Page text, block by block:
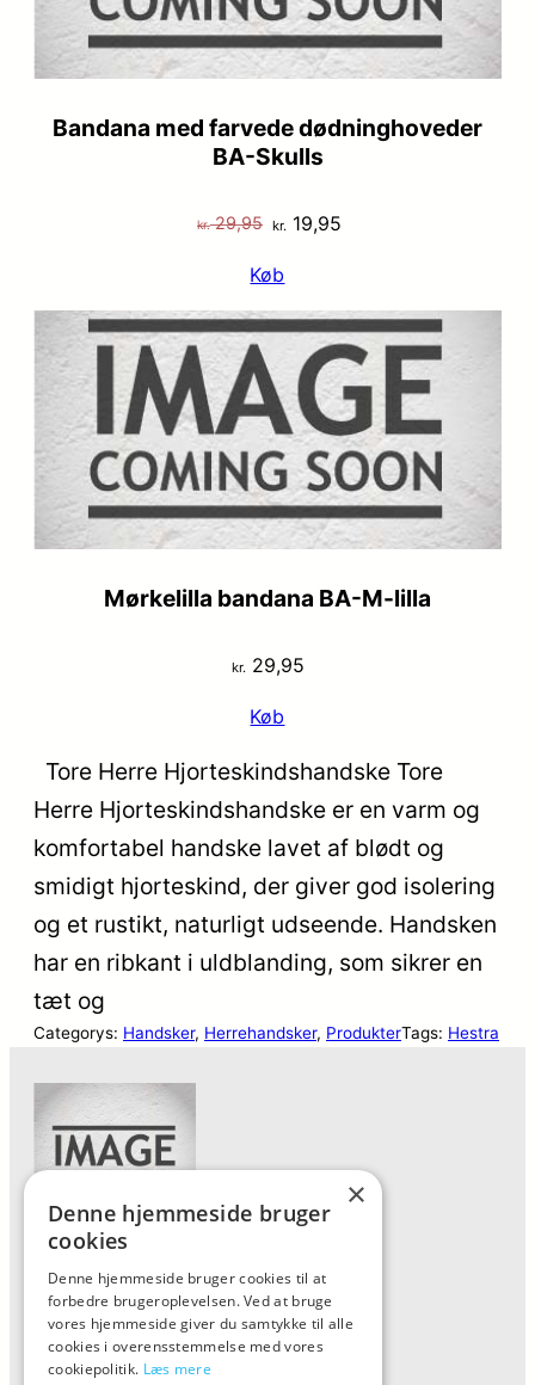
Bandana med farvede dødninghoveder
BA-Skulls
kr.29,95 Den
pris
var:
kr. 29,95.
kr. 19,95
er:
kr. 19,95.
Køb
Mørkelilla bandana BA-M-lilla
kr. 29,95
Køb
Tore Herre Hjorteskindshandske Tore
Herre Hjorteskindshandske er en varm og
komfortabel handske lavet af blødt og
smidigt hjorteskind, der giver god isolering
og et rustikt, naturligt udseende. Handsken
har en ribkant i uldblanding, som sikrer en
tæt og
Categorys: Handsker, Herrehandsker, ProdukterTags: Hestra
Forside
Vis alle produkter
Kontakt
×
Denne hjemmeside bruger
cookies
Denne hjemmeside bruger cookies til at
forbedre brugeroplevelsen. Ved at bruge
vores hjemmeside giver du samtykke til alle
cookies i overensstemmelse med vores
cookiepolitik. Læs mere